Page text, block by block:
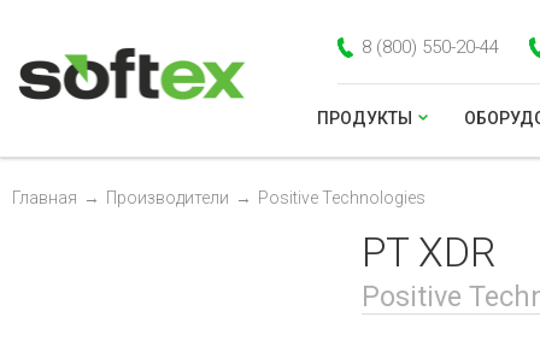
8 (800) 550-20-44
ПРОДУКТЫ
Главная → Производители → Positive Technologies
PT XDR
Positive